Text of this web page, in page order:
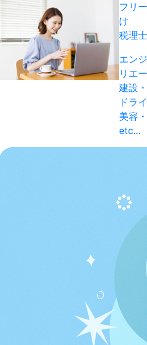
フリ
け
税理
エン
リエ
建設
ドラ
美容
etc...